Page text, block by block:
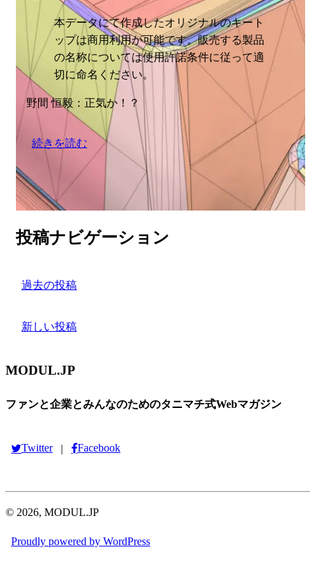
本データにて作成したオリジナルのキート
ップは商用利用が可能です。販売する製品
の名称については使用許諾条件に従って適
切に命名ください。
野間 恒毅：正気か！？
続きを読む
投稿ナビゲーション
過去の投稿
新しい投稿
MODUL.JP
ファンと企業とみんなのためのタニマチ式Webマガジン
Twitter | Facebook
© 2026, MODUL.JP
Proudly powered by WordPress